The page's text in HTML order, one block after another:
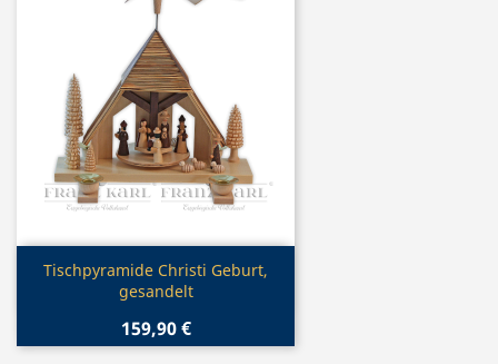
Vorschau
Tischpyramide Christi Geburt,
gesandelt
159,90 €